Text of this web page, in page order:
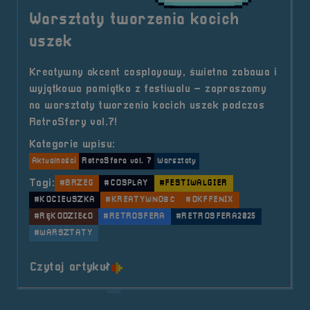
Warsztaty tworzenia kocich
uszek
Kreatywny akcent cosplayowy, świetna zabawa i
wyjątkowa pamiątka z festiwalu – zapraszamy
na warsztaty tworzenia kocich uszek podczas
RetroSfery vol.7!
Kategorie wpisu:
Aktualności RetroSfera vol. 7 Warsztaty
Tagi: #BRZEG #COSPLAY
#FESTIWALGIER
#KOCIEUSZKA
#KREATYWNOŚĆ
#OKFFENIX
#RĘKODZIEŁO
#RETROSFERA
#RETROSFERA2025
#WARSZTATY
Czytaj artykuło tytule Warsztaty tworzenia